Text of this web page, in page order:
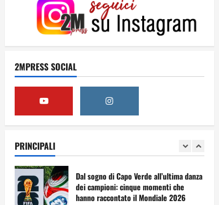
2MPRESS SOCIAL
PRINCIPALI
4
16 Luglio 2026
5
15 Luglio 2026
A Sergio, dal ragazzo furbo
Dal sogno di Capo Verde all’ultima danza
dei campioni: cinque momenti che
hanno raccontato il Mondiale 2026